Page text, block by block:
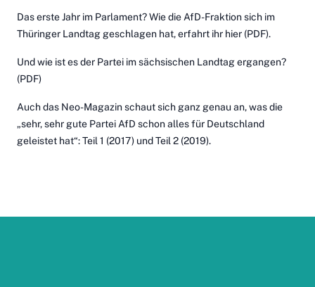
Das erste Jahr im Parlament? Wie die AfD-Fraktion sich im
Thüringer Landtag geschlagen hat,erfahrt ihr hier (PDF).
Und wie ist es der Partei imsächsischen Landtag ergangen?
(PDF)
Auch das Neo-Magazin schaut sich ganz genau an, was die
„sehr, sehr gute Partei AfD schon alles für Deutschland
geleistet hat“:Teil 1 (2017) undTeil 2 (2019).